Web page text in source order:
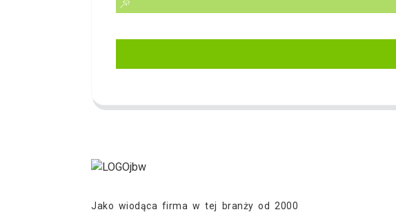
Jako wiodąca firma w tej branży od 2000